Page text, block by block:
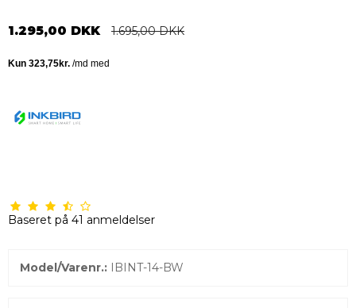
1.295,00 DKK 1.695,00 DKK
Baseret på 41 anmeldelser
Model/Varenr.: IBINT-14-BW